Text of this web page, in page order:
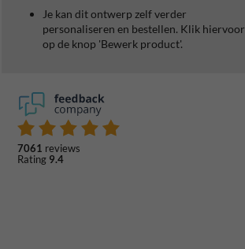
Je kan dit ontwerp zelf verder
personaliseren en bestellen. Klik hiervoor
op de knop 'Bewerk product'.
7061 reviews
Rating 9.4